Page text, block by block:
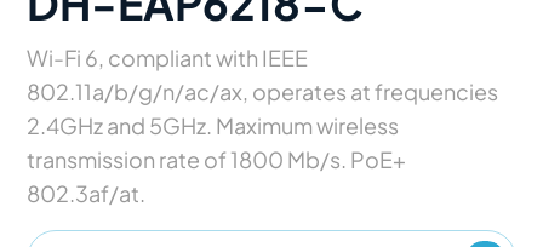
Wi-Fi 6, compliant with IEEE
802.11a/b/g/n/ac/ax, operates at frequencies
2.4GHz and 5GHz. Maximum wireless
transmission rate of 1800 Mb/s. PoE+
802.3af/at.